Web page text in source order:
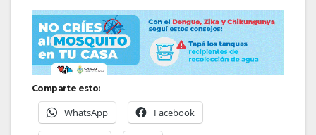
Comparte esto:
WhatsApp Facebook